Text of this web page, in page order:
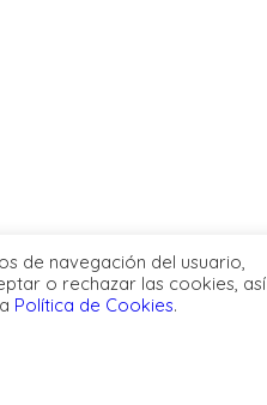
de navegación del usuario,
o rechazar las cookies, así
Política de Cookies.